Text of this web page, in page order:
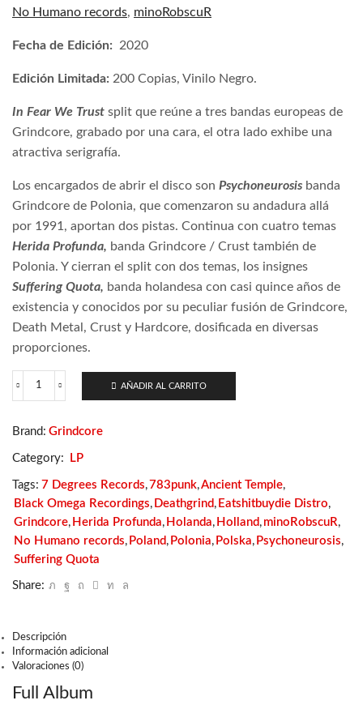
No Humano records, minoRobscuR
Fecha de Edición: 2020
Edición Limitada: 200 Copias, Vinilo Negro.
In Fear We Trust split que reúne a tres bandas europeas de
Grindcore, grabado por una cara, el otra lado exhibe una
atractiva serigrafía.
Los encargados de abrir el disco son Psychoneurosis banda
Grindcore de Polonia, que comenzaron su andadura allá
por 1991, aportan dos pistas. Continua con cuatro temas
Herida Profunda, banda Grindcore / Crust también de
Polonia. Y cierran el split con dos temas, los insignes
Suffering Quota, banda holandesa con casi quince años de
existencia y conocidos por su peculiar fusión de Grindcore,
Death Metal, Crust y Hardcore, dosificada en diversas
proporciones.
Psychoneurosis
Profunda
Suffering
Quota
In
Fear
We
Trust
cantidad
AÑADIR AL CARRITO
Brand: Grindcore
Category: LP
Tags: 7 Degrees Records, 783punk,Ancient Temple,
Black Omega Recordings, Deathgrind, Eatshitbuydie Distro,
Grindcore, Herida Profunda, Holanda, Holland, minoRobscuR,
No Humano records, Poland, Polonia, Polska, Psychoneurosis,
Suffering Quota
Share:
Descripción
Información adicional
Valoraciones (0)
Full Album